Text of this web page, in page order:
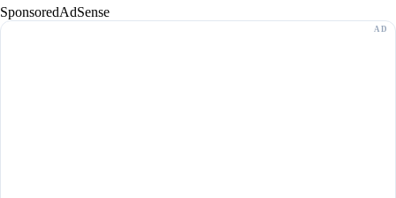
SponsoredAdSense